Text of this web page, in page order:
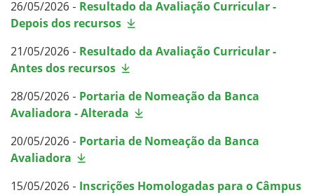
26/05/2026 - Resultado da Avaliação Curricular -
Depois dos recursos
21/05/2026 - Resultado da Avaliação Curricular -
Antes dos recursos
28/05/2026 - Portaria de Nomeação da Banca
Avaliadora - Alterada
20/05/2026 - Portaria de Nomeação da Banca
Avaliadora
15/05/2026 - Inscrições Homologadas para o Câmpus